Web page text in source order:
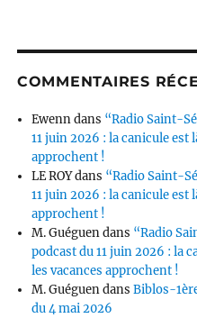
COMMENTAIRES
Ewenndans “Radio Saint-
11 juin 2026 : la canicule est
approchent !
LE ROYdans “Radio Saint-
11 juin 2026 : la canicule est
approchent !
M. Guéguendans “Radio
podcast du 11 juin 2026 : la
les vacances approchent !
M. GuéguendansBiblos-
du 4 mai 2026